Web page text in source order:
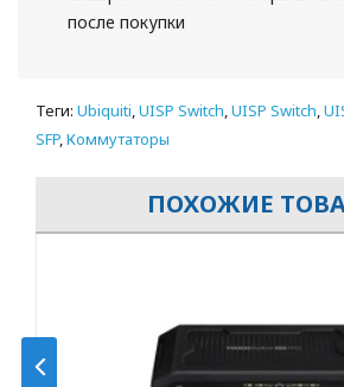
после покупки
Теги: Ubiquiti,UISP Switch,UISP Switch,
SFP,Коммутаторы
ПОХОЖИЕ